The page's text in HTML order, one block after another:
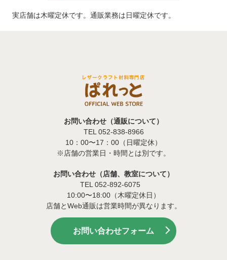
実店舗は木曜定休です。通販業務は日曜定休です。
お問い合わせ（通販について）
TEL 052-838-8966
10：00〜17：00（日曜定休）
※店舗の営業日・時間とは別です。
お問い合わせ（店舗、教室について）
TEL 052-892-6075
10:00〜18:00（木曜定休日）
店舗とWeb通販は営業時間が異なります。
お問い合わせフォーム